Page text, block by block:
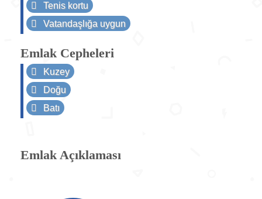
Tenis kortu
Vatandaşlığa uygun
Emlak Cepheleri
Kuzey
Doğu
Batı
Emlak Açıklaması